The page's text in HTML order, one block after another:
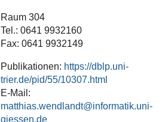
Raum 304
Tel.: 0641 9932160
Fax: 0641 9932149
Publikationen: https://dblp.uni-
trier.de/pid/55/10307.html
E-Mail:
matthias.wendlandt